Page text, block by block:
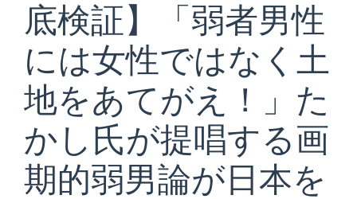
底検証】「弱者男性
には女性ではなく土
地をあてがえ！」た
かし氏が提唱する画
期的弱男論が日本を